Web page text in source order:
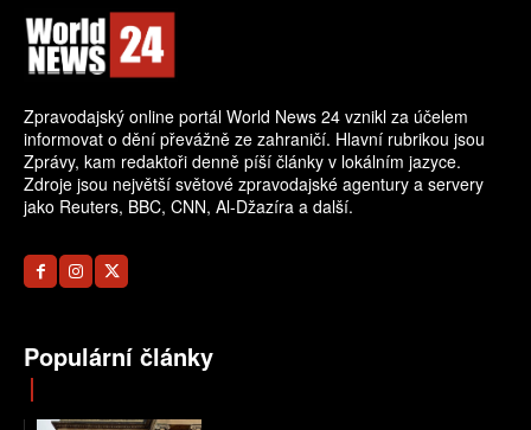
Zpravodajský online portál World News 24 vznikl za účelem
informovat o dění převážně ze zahraničí. Hlavní rubrikou jsou
Zprávy, kam redaktoři denně píší články v lokálním jazyce.
Zdroje jsou největší světové zpravodajské agentury a servery
jako Reuters, BBC, CNN, Al-Džazíra a další.
Populární články